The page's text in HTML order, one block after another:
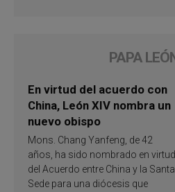
PAPA
En virtud del acuerdo con
China, León XIV nombra un
nuevo obispo
Mons. Chang Yanfeng, de 42
años, ha sido nombrado en virtud
del Acuerdo entre China y la Santa
Sede para una diócesis que